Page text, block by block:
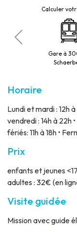
Calculer
Gare à
Horaire
Lundi et mardi : 12h
vendredi : 14h à 22h
fériés: 11h à 18h •
Prix
enfants et jeunes
adultes : 32€ (en
Visite guidée
Mission avec guide